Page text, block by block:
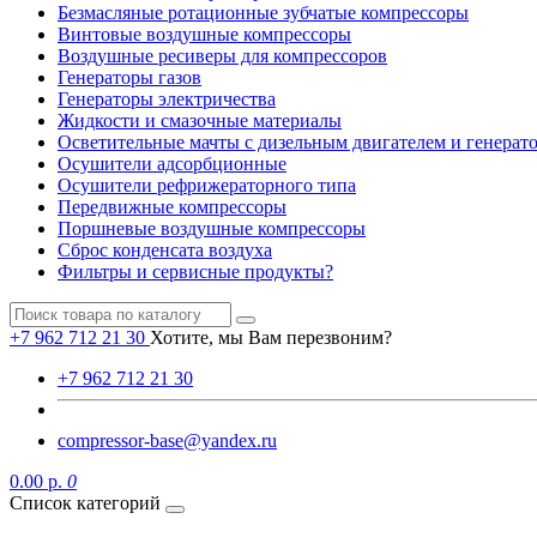
Безмасляные ротационные зубчатые компрессоры
Винтовые воздушные компрессоры
Воздушные ресиверы для компрессоров
Генераторы газов
Генераторы электричества
Жидкости и смазочные материалы
Осветительные мачты с дизельным двигателем и
Осушители адсорбционные
Осушители рефрижераторного типа
Передвижные компрессоры
Поршневые воздушные компрессоры
Сброс конденсата воздуха
Фильтры и сервисные продукты?
+7 962 712 21 30 Хотите, мы Вам перезвоним?
+7 962 712 21 30
compressor-base@yandex.ru
0.00 р. 0
Список категорий